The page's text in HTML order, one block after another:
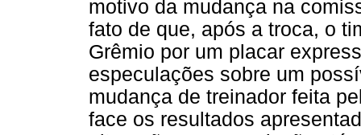
motivo da mudança na
fato de que, após a troca, o
Grêmio por um placar
especulações sobre um
mudança de treinador feita
face os resultados